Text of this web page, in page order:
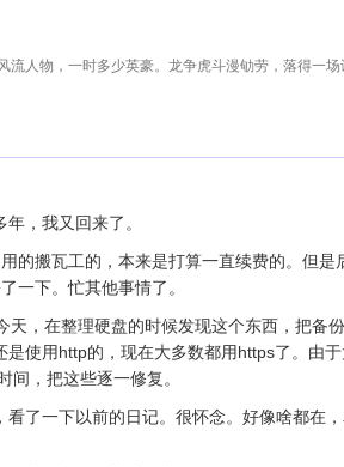
流人物，一时多少英豪。龙争虎斗漫劬劳，落得一场
，我又回来了。
的搬瓦工的，本来是打算一直续费的。但
一下。忙其他事情了。
天，在整理硬盘的时候发现这个东西，把备
是使用http的，现在大多数都用https了。由
，把这些逐一修复。
看了一下以前的日记。很怀念。好像啥都在